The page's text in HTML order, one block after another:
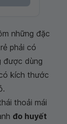
những đặc
phải có
được dùng
kích thước
thoải mái
đo huyết